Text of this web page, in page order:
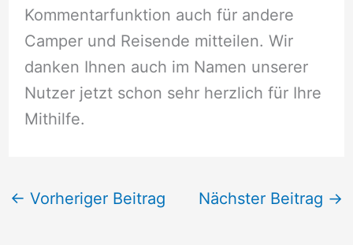
Kommentarfunktion auch für andere
Camper und Reisende mitteilen. Wir
danken Ihnen auch im Namen unserer
Nutzer jetzt schon sehr herzlich für Ihre
Mithilfe.
← Vorheriger Beitrag Nächster Beitrag →